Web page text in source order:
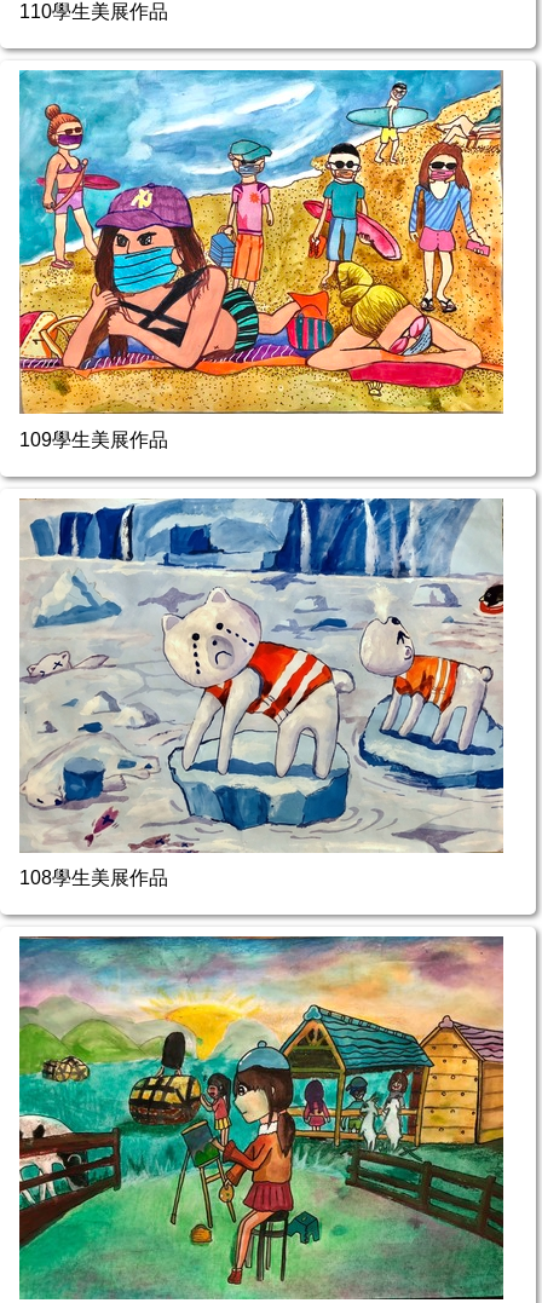
110學生美展作品
109學生美展作品
108學生美展作品